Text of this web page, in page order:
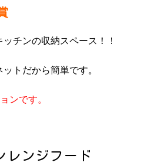
チンの収納スペース！！
トだから簡単です。
ンです。
レンジフード